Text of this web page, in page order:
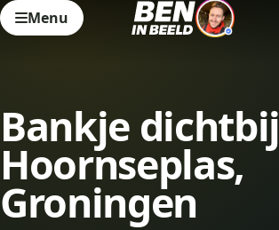
Menu
Bankje dichtbij
Hoornseplas,
Groningen